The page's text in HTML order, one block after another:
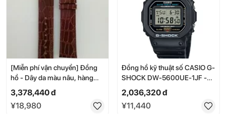
[Miễn phí vận chuyển] Đồng
hồ - Dây da màu nâu, hàng
chính hãng mới của Festina
3,378,440 đ
¥18,980
Đồng hồ kỹ thuật số CASIO G-
SHOCK DW-5600UE-1JF -
Casio, màu đen, dành cho
nam/nữ/unisex, kiểu dáng cổ
điển [Miễn phí vận chuyển]
2,036,320 đ
¥11,440